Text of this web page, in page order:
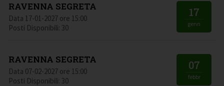
RAVENNA SEGRETA
Data 17-01-2027 ore 15:00
Posti Disponibili: 30
17
genn
RAVENNA SEGRETA
Data 07-02-2027 ore 15:00
Posti Disponibili: 30
07
febbr